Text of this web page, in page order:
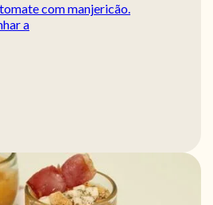
com manjericão.
a